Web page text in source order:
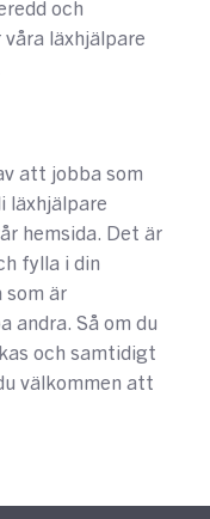
och
läxhjälpare
att jobba som
läxhjälpare
hemsida. Det är
fylla i din
som är
andra. Så om du
och samtidigt
välkommen att